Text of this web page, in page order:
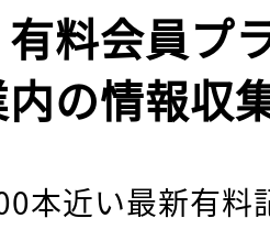
有料会員プ
の情報収
本近い最新有料